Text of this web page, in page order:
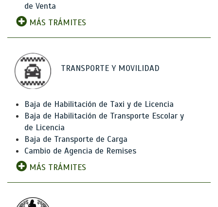
de Venta
MÁS TRÁMITES
TRANSPORTE Y MOVILIDAD
Baja de Habilitación de Taxi y de Licencia
Baja de Habilitación de Transporte Escolar y
de Licencia
Baja de Transporte de Carga
Cambio de Agencia de Remises
MÁS TRÁMITES